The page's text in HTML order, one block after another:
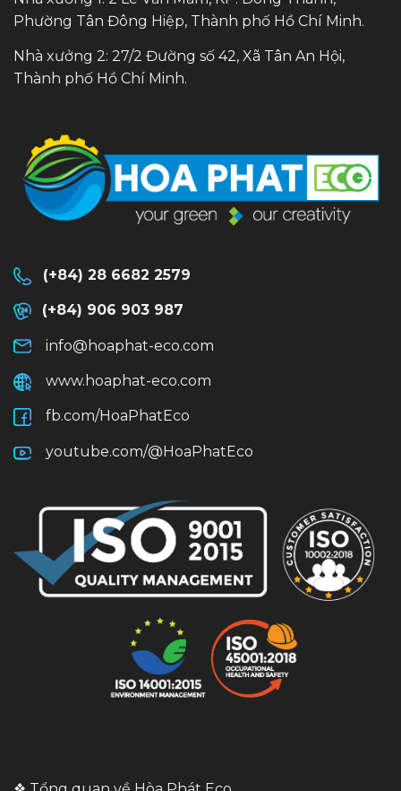
Phường Tân Đông Hiệp, Thành phố Hồ Chí Minh.
Nhà xưởng 2: 27/2 Đường số 42, Xã Tân An Hội,
Thành phố Hồ Chí Minh.
(+84) 28 6682 2579
(+84) 906 903 987
info@hoaphat-eco.com
www.hoaphat-eco.com
fb.com/HoaPhatEco
youtube.com/@HoaPhatEco